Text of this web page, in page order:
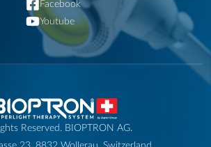
Facebook
Youtube
Reserved. BIOPTRON AG.